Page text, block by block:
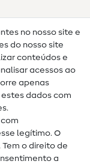
no nosso site e
do nosso site
conteúdos e
acessos ao
apenas
dados com
legítimo. O
o direito de
a